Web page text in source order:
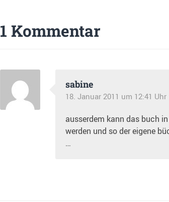
1 Kommentar
sabine
18. Januar 2011 um 12:41 Uhr
ausserdem kann das buch
werden und so der eigene
…